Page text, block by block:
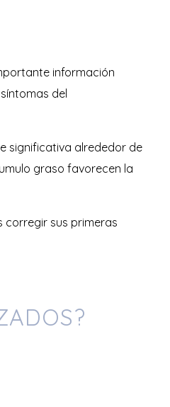
información
del
significativa alrededor de
graso favorecen la
corregir sus primeras